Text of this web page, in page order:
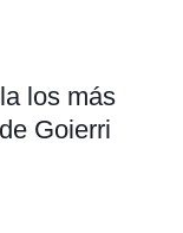
los más
Goierri